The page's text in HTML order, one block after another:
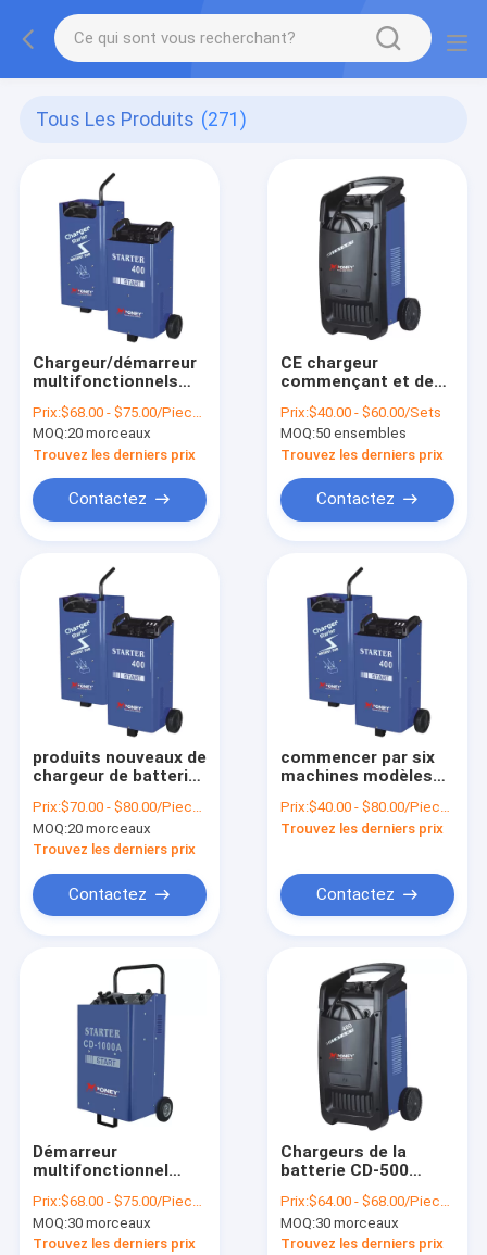
Tous Les Produits (271)
Chargeur/démarreur
multifonctionnels
batterie de voiture
de l'utilisation 12/24v
CD-600C de roue
triphasée
Prix:$68.00 - $75.00/Pieces
MOQ:20 morceaux
Trouvez les derniers prix
Contactez
CE chargeur
commençant et de
200/300/400 de
12/24V de voiture de
batterie
Prix:$40.00 - $60.00/Sets
MOQ:50 ensembles
Trouvez les derniers prix
Contactez
produits nouveaux de
chargeur de batterie
marché de porcelaine
Prix:$70.00 - $80.00/Pieces
MOQ:20 morceaux
Trouvez les derniers prix
Contactez
commencer par six
machines modèles
la vitesse réglable
actuelle CD-
portatif de chargeur
de batterie
Prix:$40.00 - $80.00/Pieces
Trouvez les derniers prix
Contactez
Démarreur
multifonctionnel
chargeur/saut de
batterie de voiture
de 12volt CD-600C
Prix:$68.00 - $75.00/Pieces
MOQ:30 morceaux
Trouvez les derniers prix
Chargeurs de la
batterie CD-500
Prix:$64.00 - $68.00/Pieces
MOQ:30 morceaux
Trouvez les derniers prix